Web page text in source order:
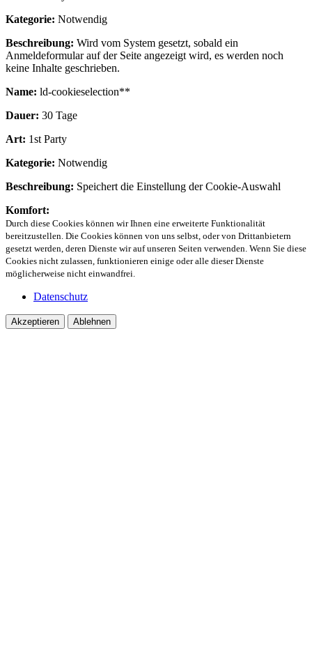
Kategorie: Notwendig
Beschreibung: Wird vom System gesetzt, sobald ein
Anmeldeformular auf der Seite angezeigt wird, es werden noch
keine Inhalte geschrieben.
Name: ld-cookieselection**
Dauer: 30 Tage
Art: 1st Party
Kategorie: Notwendig
Beschreibung: Speichert die Einstellung der Cookie-Auswahl
Komfort:
Durch diese Cookies können wir Ihnen eine erweiterte Funktionalität
bereitzustellen. Die Cookies können von uns selbst, oder von Drittanbietern
gesetzt werden, deren Dienste wir auf unseren Seiten verwenden. Wenn Sie diese
Cookies nicht zulassen, funktionieren einige oder alle dieser Dienste
möglicherweise nicht einwandfrei.
Datenschutz
Akzeptieren Ablehnen